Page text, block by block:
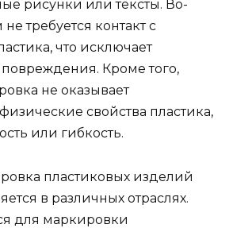
рисунки или тексты. Во-
требуется контакт с
что исключает
повреждения. Кроме того,
не оказывает
свойства пластика,
или гибкость.
пластиковых изделий
в различных отраслях.
для маркировки